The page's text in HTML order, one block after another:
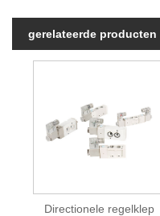
gerelateerde producten
Directionele regelklep